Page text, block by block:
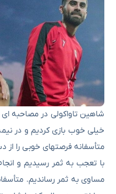
خیلی خوب بازی کردیم و در نیمه
متأسفانه فرصتهای خوبی را از
مساوی به ثمر رساندیم.